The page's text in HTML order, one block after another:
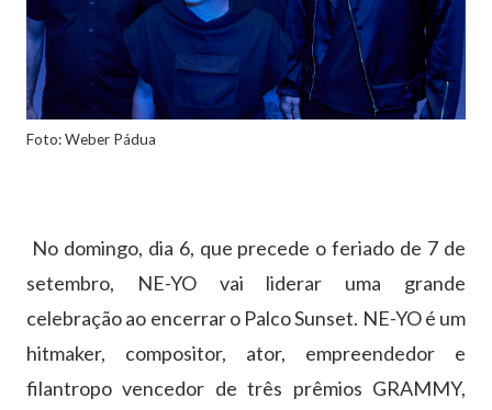
Foto: Weber Pádua
No domingo, dia 6, que precede o feriado de 7 de
setembro, NE-YO vai liderar uma grande
celebração ao encerrar o Palco Sunset. NE-YO é um
hitmaker, compositor, ator, empreendedor e
filantropo vencedor de três prêmios GRAMMY,